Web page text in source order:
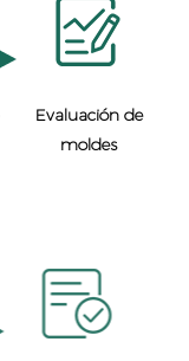
Evaluación de
moldes